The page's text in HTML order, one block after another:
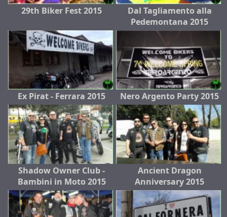
29th Biker Fest 2015
Dal Tagliamento alla
Pedemontana 2015
Ex Pirat - Ferrara 2015 Nero Argento Party 2015
Shadow Owner Club -
Bambini in Moto 2015
Ancient Dragon
Anniversary 2015